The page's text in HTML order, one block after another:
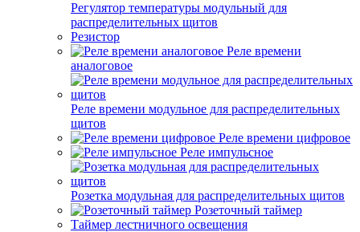
Регулятор температуры модульный для
распределительных щитов
Резистор
Реле времени
аналоговое
Реле времени модульное для распределительных
щитов
Реле времени цифровое
Реле импульсное
Розетка модульная для распределительных щитов
Розеточный таймер
Таймер лестничного освещения